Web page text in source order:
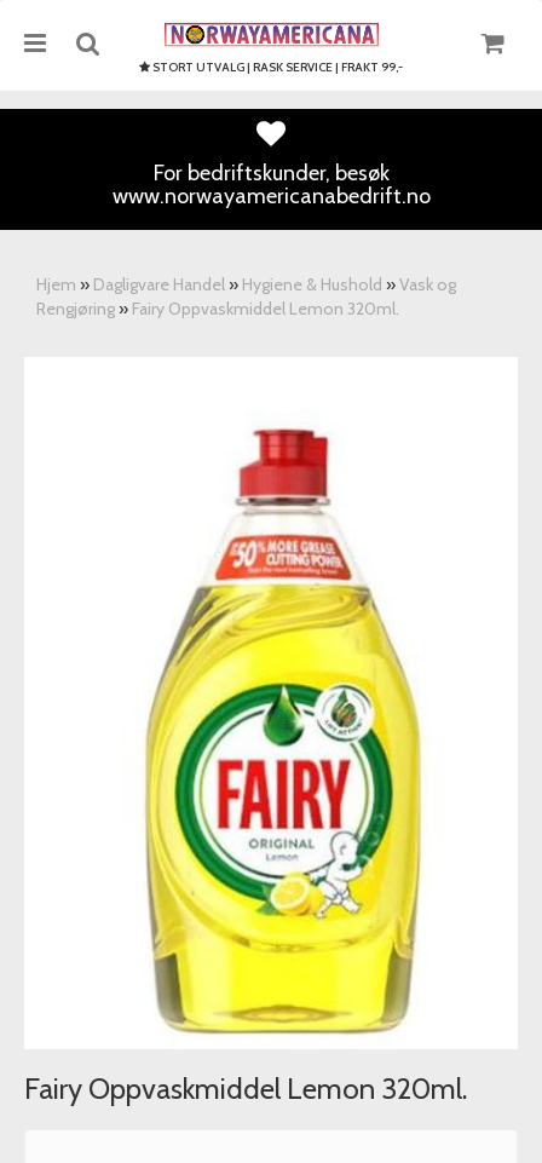
STORT UTVALG | RASK SERVICE | FRAKT 99,-
For bedriftskunder, besøk
www.norwayamericanabedrift.no
Hjem » Dagligvare Handel » Hygiene & Hushold »Vask og
Rengjøring » Fairy Oppvaskmiddel Lemon 320ml.
Fairy Oppvaskmiddel Lemon 320ml.